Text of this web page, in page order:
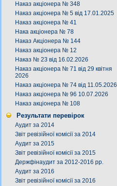
Наказ акціонера № 348
Наказ акціонера № 5 від 17.01.2025
Наказ акціонера № 41
Нака акціонера № 78
Наказ Акціонера № 144
Наказ акціонера № 12
Наказ № 23 від 16.02.2026
Наказ акціонера № 71 від 29 квітня
2026
Наказ акціонера № 74 від 11.05.2026
Наказ акціонера № 96 10.07.2026
Наказ акціонера № 108
Результати перевірок
Аудит за 2014
Звіт ревізійної комісії за 2014
Аудит за 2015
Звіт ревізійної комісії за 2015
Держфінаудит за 2012-2016 рр.
Аудит за 2016
Звіт ревізійної комісії за 2016